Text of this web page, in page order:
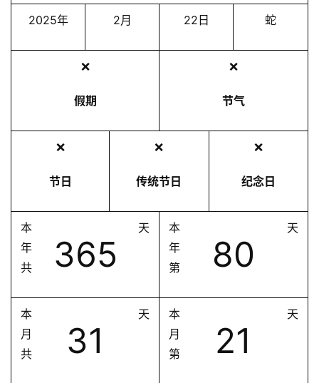
2025年 2月 22日 蛇
❌
假期
❌
节气
❌
节日
❌
传统节日
❌
纪念日
本
年
共
365
天
本
年
第
80
天
本
月
共
31
天
本
月
第
21
天